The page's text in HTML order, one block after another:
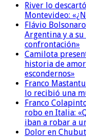
River lo
Montevideo:
Flávio
Argentina y a
confrontación»
Camilota
historia de
escondernos»
Franco
lo recibió una
Franco
robo en Italia:
iban a robar a
Dolor en